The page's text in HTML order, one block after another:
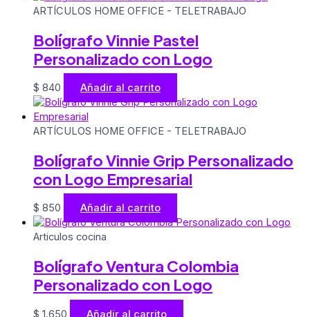
ARTÍCULOS HOME OFFICE - TELETRABAJO
Bolígrafo Vinnie Pastel
Personalizado con Logo
$ 840 Añadir al carrito
ARTÍCULOS HOME OFFICE - TELETRABAJO
Bolígrafo Vinnie Grip Personalizado
con Logo Empresarial
$ 850 Añadir al carrito
Articulos cocina
Bolígrafo Ventura Colombia
Personalizado con Logo
$ 1.650 Añadir al carrito